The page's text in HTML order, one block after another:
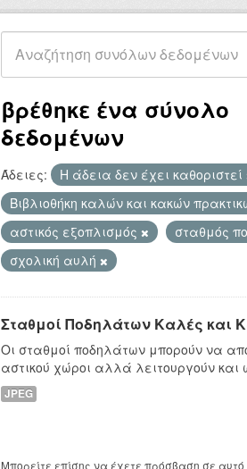
βρέθηκε ένα σύνολο
δεδομένων
Άδειες: Η άδεια δεν έχει καθοριστεί
Βιβλιοθήκη καλών και κακών
αστικός εξοπλισμός
σταθμός
σχολική αυλή
Σταθμοί Ποδηλάτων Καλές και
Οι σταθμοί ποδηλάτων μπορούν να
αστικού χώροι αλλά λειτουργούν και
JPEG
Μπορείτε επίσης να έχετε πρόσβαση σε